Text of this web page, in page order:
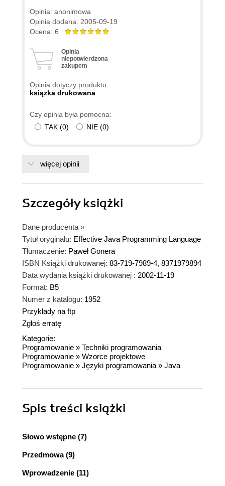
Opinia: anonimowa
Opinia dodana: 2005-09-19
Ocena: 6
Opinia
niepotwierdzona
zakupem
Opinia dotyczy produktu:
ksiązka drukowana
Czy opinia była pomocna:
TAK (0) NIE (0)
więcej opinii
Szczegółyksiążki
Dane producenta »
Tytuł oryginału: Effective Java Programming Language
Tłumaczenie: Paweł Gonera
ISBN Książki drukowanej: 83-719-7989-4, 8371979894
Data wydania książki drukowanej : 2002-11-19
Format: B5
Numer z katalogu: 1952
Przykłady na ftp
Zgłoś erratę
Kategorie:
Programowanie » Techniki programowania
Programowanie » Wzorce projektowe
Programowanie » Języki programowania » Java
Spis treści książki
Słowo wstępne (7)
Przedmowa (9)
Wprowadzenie (11)